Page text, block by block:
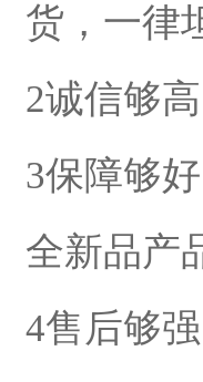
货，一律
2诚信够
3保障够
全新品产
4售后够